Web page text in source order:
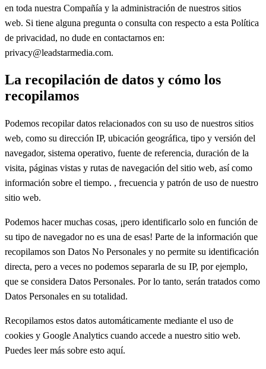
en toda nuestra Compañía y la administración de nuestros sitios
web. Si tiene alguna pregunta o consulta con respecto a esta Política
de privacidad, no dude en contactarnos en:
privacy@leadstarmedia.com.
La recopilación de datos y cómo los
recopilamos
Podemos recopilar datos relacionados con su uso de nuestros sitios
web, como su dirección IP, ubicación geográfica, tipo y versión del
navegador, sistema operativo, fuente de referencia, duración de la
visita, páginas vistas y rutas de navegación del sitio web, así como
información sobre el tiempo. , frecuencia y patrón de uso de nuestro
sitio web.
Podemos hacer muchas cosas, ¡pero identificarlo solo en función de
su tipo de navegador no es una de esas! Parte de la información que
recopilamos son Datos No Personales y no permite su identificación
directa, pero a veces no podemos separarla de su IP, por ejemplo,
que se considera Datos Personales. Por lo tanto, serán tratados como
Datos Personales en su totalidad.
Recopilamos estos datos automáticamente mediante el uso de
cookies y Google Analytics cuando accede a nuestro sitio web.
Puedes leer más sobre esto aquí.